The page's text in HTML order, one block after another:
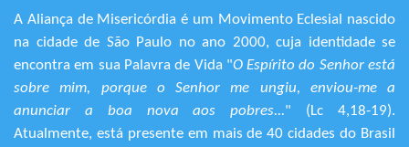
A Aliança de Misericórdia é um Movimento Eclesial nascido
na cidade de São Paulo no ano 2000, cuja identidade se
encontra em sua Palavra de Vida "O Espírito do Senhor está
sobre mim, porque o Senhor me ungiu, enviou-me a
anunciar a boa nova aos pobres..." (Lc 4,18-19).
Atualmente, está presente em mais de 40 cidades do Brasil